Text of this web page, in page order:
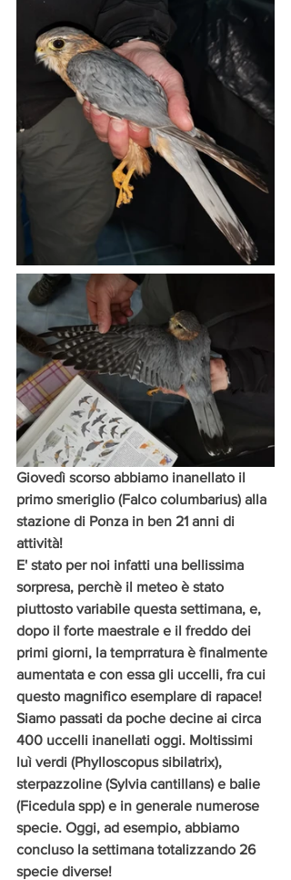
Giovedì scorso abbiamo inanellato il
primo smeriglio (Falco columbarius) alla
stazione di Ponza in ben 21 anni di
attività!
E' stato per noi infatti una bellissima
sorpresa, perchè il meteo è stato
piuttosto variabile questa settimana, e,
dopo il forte maestrale e il freddo dei
primi giorni, la temprratura è finalmente
aumentata e con essa gli uccelli, fra cui
questo magnifico esemplare di rapace!
Siamo passati da poche decine ai circa
400 uccelli inanellati oggi. Moltissimi
luì verdi (Phylloscopus sibilatrix),
sterpazzoline (Sylvia cantillans) e balie
(Ficedula spp) e in generale numerose
specie. Oggi, ad esempio, abbiamo
concluso la settimana totalizzando 26
specie diverse!